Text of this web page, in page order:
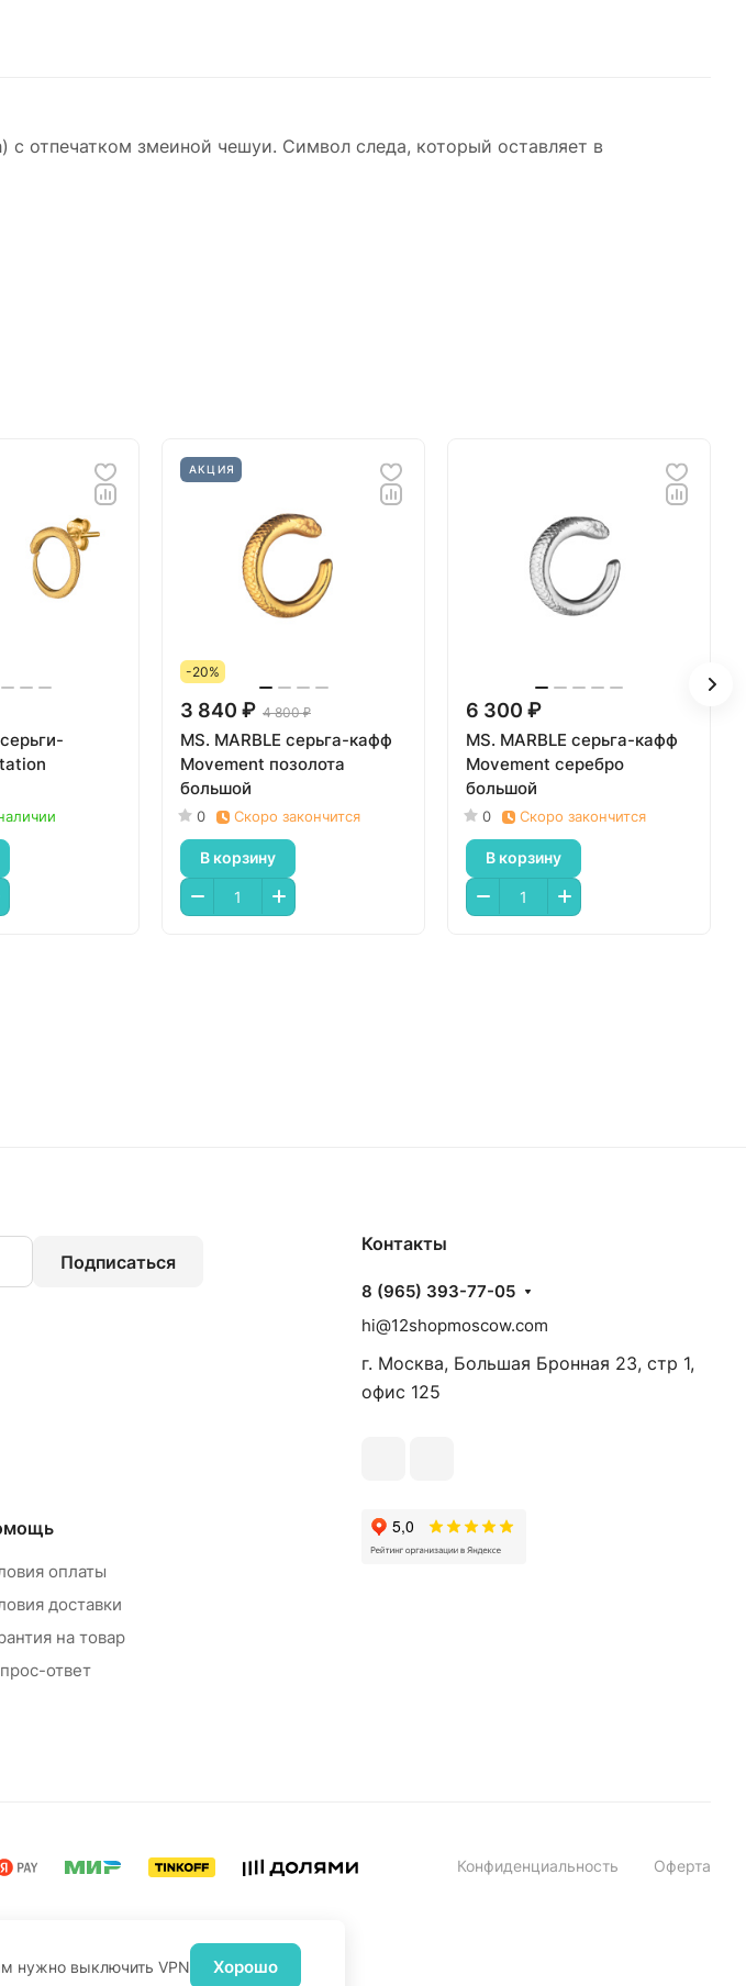
с отпечатком змеиной чешуи. Символ следа, который оставляет в
АКЦИЯ
-20%
3 840 ₽ 4 800 ₽
MS. MARBLE серьга-кафф
Movement позолота
большой
0 Скоро закончится
В корзину
6 300 ₽
MS. MARBLE серьга-кафф
Movement серебро
большой
0 Скоро закончится
В корзину
Подписаться
оплаты
доставки
на товар
ответ
Контакты
8 (965) 393-77-05
hi@12shopmoscow.com
г. Москва, Большая Бронная 23, стр 1,
офис 125
Конфиденциальность Оферта
нужно выключить VPN
Хорошо